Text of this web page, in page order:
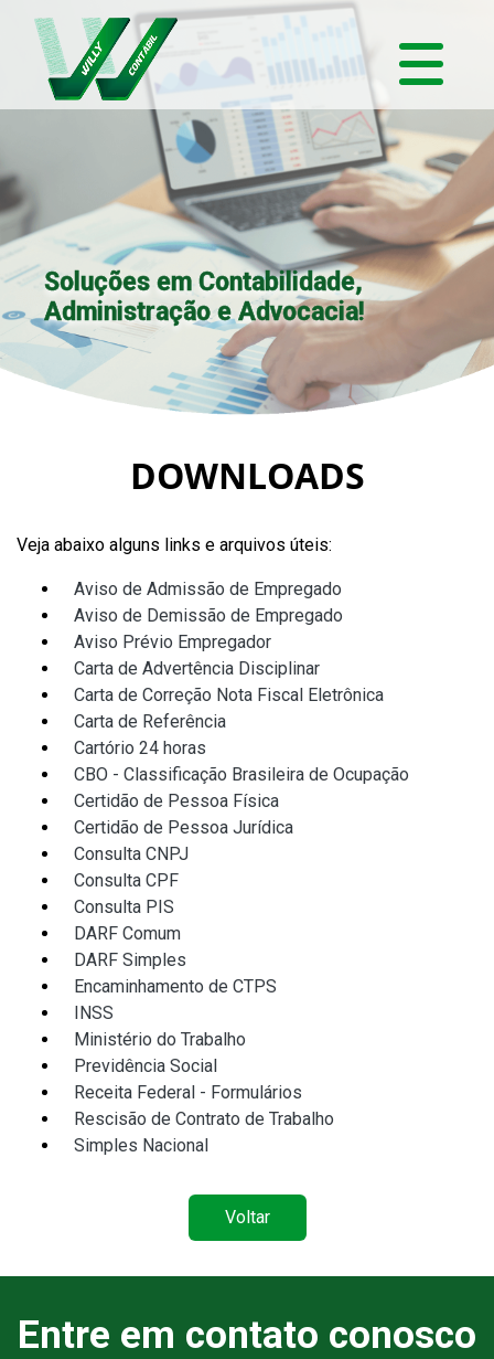
Soluções em Contabilidade,
Administração e Advocacia!
DOWNLOADS
Veja abaixo alguns links e arquivos úteis:
Aviso de Admissão de Empregado
Aviso de Demissão de Empregado
Aviso Prévio Empregador
Carta de Advertência Disciplinar
Carta de Correção Nota Fiscal Eletrônica
Carta de Referência
Cartório 24 horas
CBO - Classificação Brasileira de Ocupação
Certidão de Pessoa Física
Certidão de Pessoa Jurídica
Consulta CNPJ
Consulta CPF
Consulta PIS
DARF Comum
DARF Simples
Encaminhamento de CTPS
INSS
Ministério do Trabalho
Previdência Social
Receita Federal - Formulários
Rescisão de Contrato de Trabalho
Simples Nacional
Voltar
Entre em contato conosco